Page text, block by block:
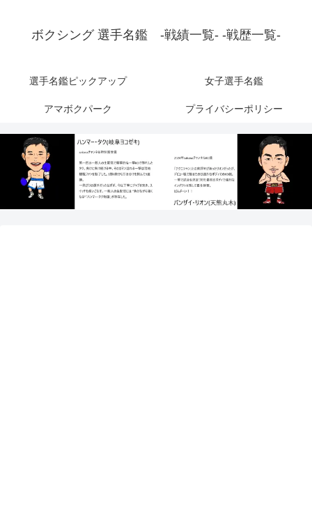
ボクシング 選手名鑑 -戦績一覧- -戦歴一覧-
選手名鑑ピックアップ 女子選手名鑑
アマボクパーク プライバシーポリシー